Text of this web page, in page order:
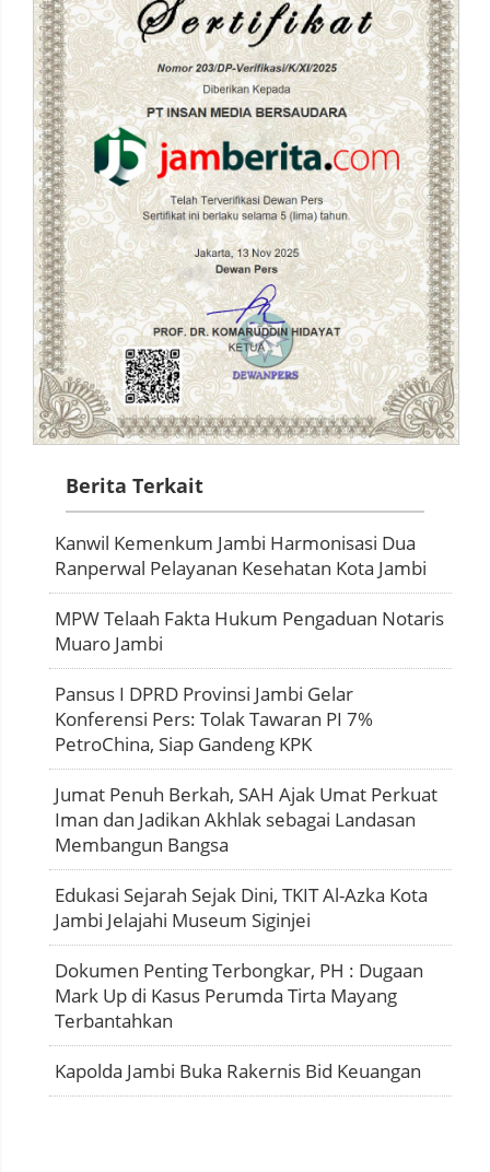
Berita Terkait
Kanwil Kemenkum Jambi Harmonisasi Dua
Ranperwal Pelayanan Kesehatan Kota Jambi
MPW Telaah Fakta Hukum Pengaduan Notaris
Muaro Jambi
Pansus I DPRD Provinsi Jambi Gelar
Konferensi Pers: Tolak Tawaran PI 7%
PetroChina, Siap Gandeng KPK
Jumat Penuh Berkah, SAH Ajak Umat Perkuat
Iman dan Jadikan Akhlak sebagai Landasan
Membangun Bangsa
Edukasi Sejarah Sejak Dini, TKIT Al-Azka Kota
Jambi Jelajahi Museum Siginjei
Dokumen Penting Terbongkar, PH : Dugaan
Mark Up di Kasus Perumda Tirta Mayang
Terbantahkan
Kapolda Jambi Buka Rakernis Bid Keuangan